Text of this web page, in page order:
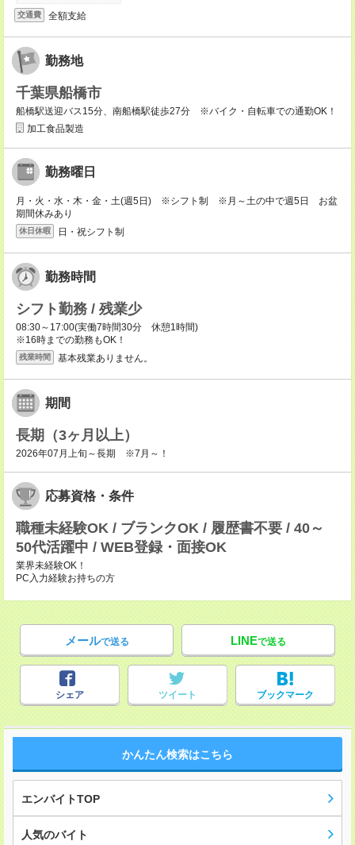
交通費 全額支給
勤務地
千葉県船橋市
船橋駅送迎バス15分、南船橋駅徒歩27分 ※バイク・自転車での通勤OK！
加工食品製造
勤務曜日
月・火・水・木・金・土(週5日) ※シフト制 ※月～土の中で週5日 お盆
期間休みあり
休日休暇 日・祝シフト制
勤務時間
シフト勤務 / 残業少
08:30～17:00(実働7時間30分 休憩1時間)
※16時までの勤務もOK！
残業時間 基本残業ありません。
期間
長期（3ヶ月以上）
2026年07月上旬～長期 ※7月～！
応募資格・条件
職種未経験OK / ブランクOK / 履歴書不要 / 40～
50代活躍中 / WEB登録・面接OK
業界未経験OK！
PC入力経験お持ちの方
メールで送る LINEで送る
シェア ツイート ブックマーク
かんたん検索はこちら
エンバイトTOP
人気のバイト